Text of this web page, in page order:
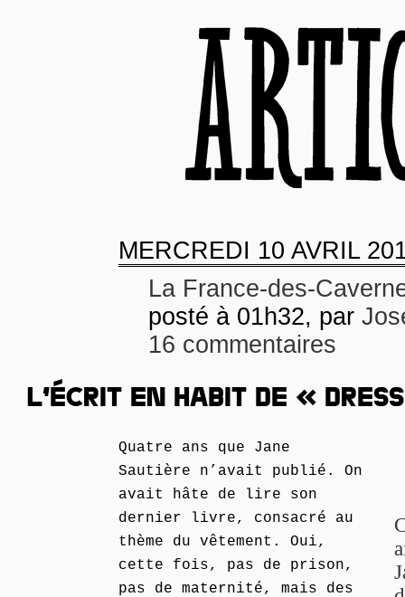
MERCREDI 10 AVRIL
La France-des-
posté à 01h32, par
16 commentaires
L’ÉCRIT EN HABIT DE «
Quatre ans que Jane
Sautière n’avait publié. On
avait hâte de lire son
dernier livre, consacré au
thème du vêtement. Oui,
cette fois, pas de prison,
pas de maternité, mais des